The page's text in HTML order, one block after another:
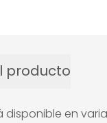
producto
en